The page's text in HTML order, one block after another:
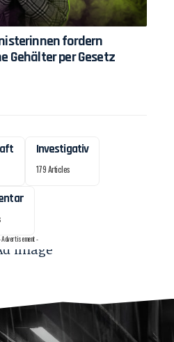
fordern
Gehälter per Gesetz
Investigativ
179 Articles
Advertisement -